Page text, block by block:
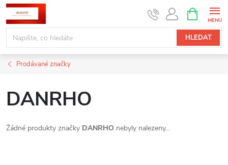
Přejít
na
obsah
HLEDAT
NÁKUPNÍ
KOŠÍK
Prodávané značky
DANRHO
Žádné produkty značky DANRHO nebyly nalezeny...